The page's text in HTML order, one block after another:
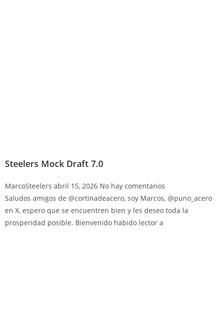
Steelers Mock Draft 7.0
MarcoSteelers abril 15, 2026 No hay comentarios
Saludos amigos de @cortinadeacero, soy Marcos, @puno_acero
en X, espero que se encuentren bien y les deseo toda la
prosperidad posible. Bienvenido habido lector a